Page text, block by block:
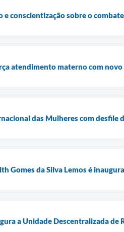
conscientização sobre o
atendimento materno com
das Mulheres com desfile
Gomes da Silva Lemos é
a Unidade Descentralizada de